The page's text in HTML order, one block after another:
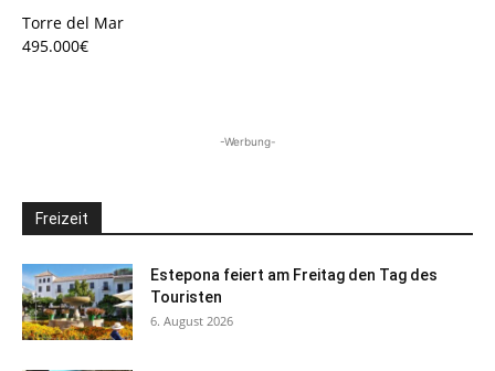
Torre del Mar
495.000€
-Werbung-
Freizeit
Estepona feiert am Freitag den Tag des
Touristen
6. August 2026